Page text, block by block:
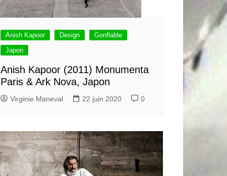
Anish Kapoor Design
Gonflable
Japon
Anish Kapoor (2011) Monumenta
Paris & Ark Nova, Japon
Virginie Maneval 22 juin 2020 0